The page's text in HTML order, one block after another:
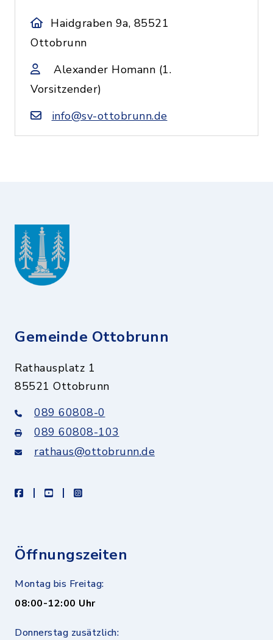
Haidgraben 9a, 85521
Ottobrunn
Alexander Homann (1.
Vorsitzender)
info@sv-ottobrunn.de
Gemeinde Ottobrunn
Rathausplatz 1
85521 Ottobrunn
089 60808-0
089 60808-103
rathaus@ottobrunn.de
facebookyoutubeinstagram
Öffnungszeiten
Montag bis Freitag:
08:00-12:00 Uhr
Donnerstag zusätzlich: